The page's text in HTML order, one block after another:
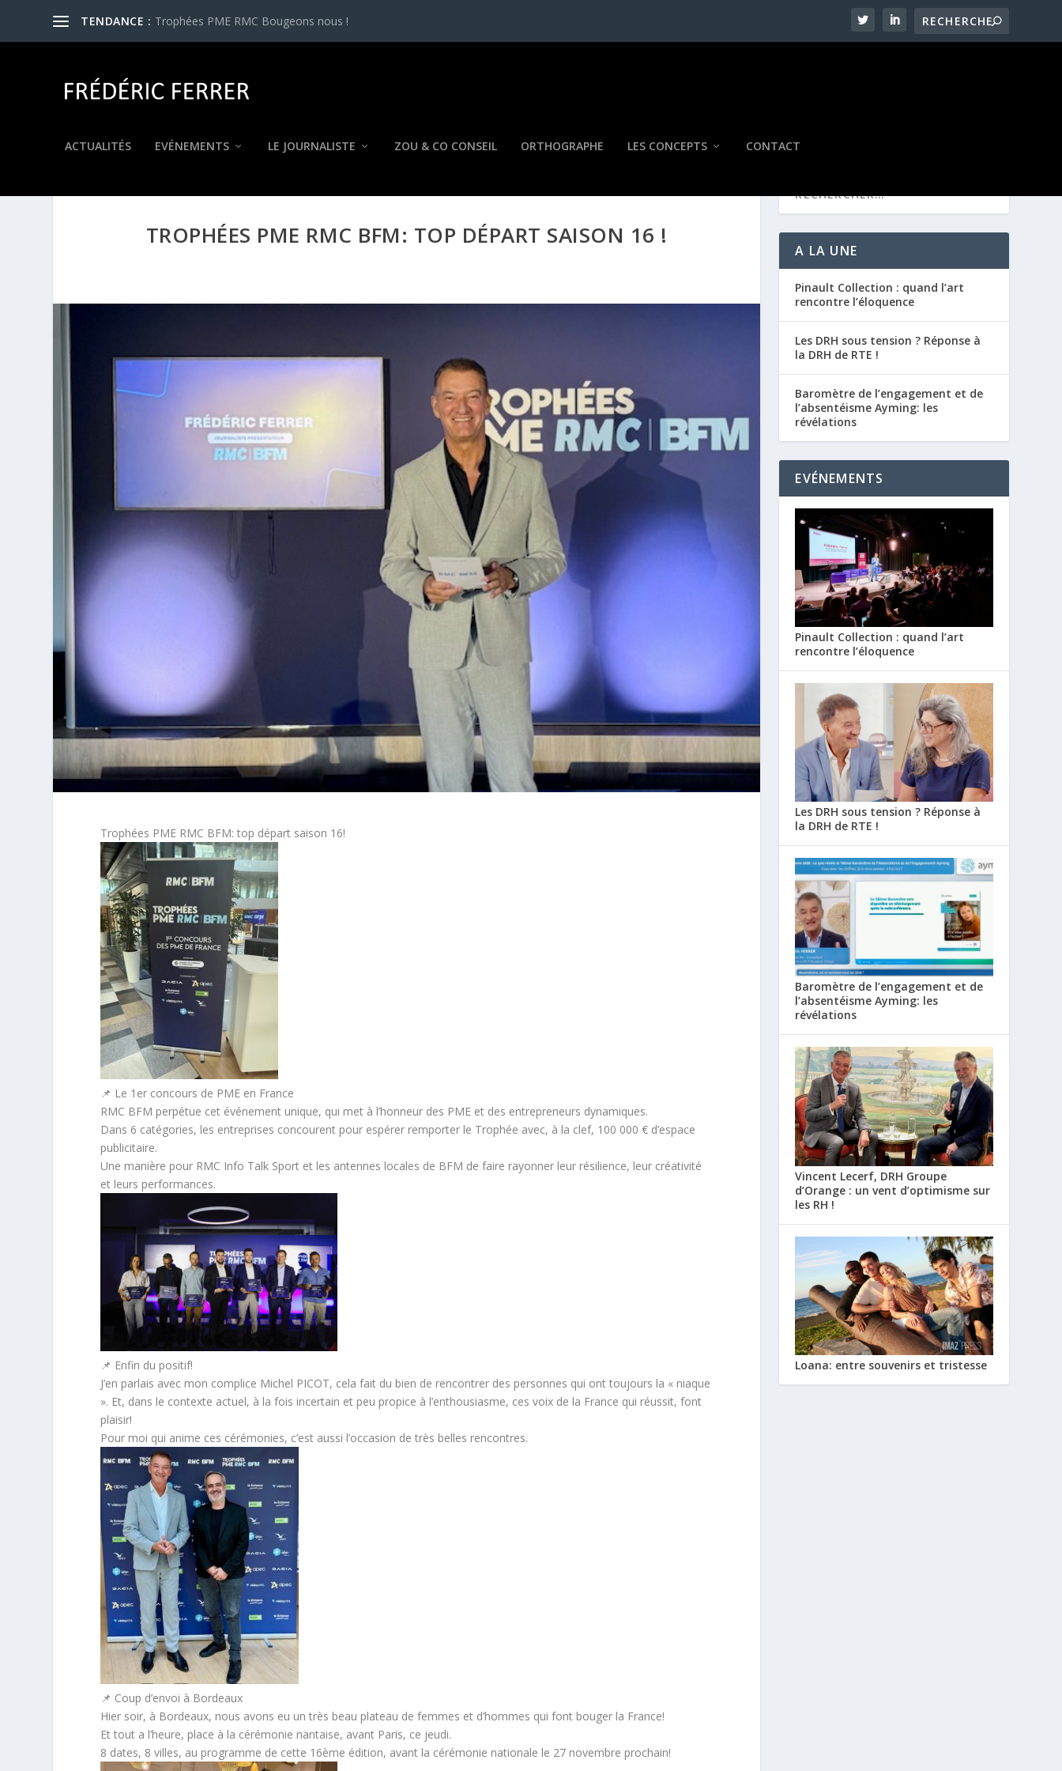
TENDANCE : Trophées PME RMC Bougeons nous !
ACTUALITÉS EVÉNEMENTS LE JOURNALISTE ZOU & CO CONSEIL ORTHOGRAPHE LES CONCEPTS CONTACT
TROPHÉES PME RMC BFM: TOP DÉPART SAISON 16 !
Trophées PME RMC BFM: top départ saison 16!
📌 Le 1er concours de PME en France
RMC BFM perpétue cet événement unique, qui met à l’honneur des PME et des entrepreneurs dynamiques.
Dans 6 catégories, les entreprises concourent pour espérer remporter le Trophée avec, à la clef, 100 000 € d’espace
publicitaire.
Une manière pour RMC Info Talk Sport et les antennes locales de BFM de faire rayonner leur résilience, leur créativité
et leurs performances.
📌 Enfin du positif!
J’en parlais avec mon complice Michel PICOT, cela fait du bien de rencontrer des personnes qui ont toujours la « niaque
». Et, dans le contexte actuel, à la fois incertain et peu propice à l’enthousiasme, ces voix de la France qui réussit, font
plaisir!
Pour moi qui anime ces cérémonies, c’est aussi l’occasion de très belles rencontres.
📌 Coup d’envoi à Bordeaux
Hier soir, à Bordeaux, nous avons eu un très beau plateau de femmes et d’hommes qui font bouger la France!
Et tout a l’heure, place à la cérémonie nantaise, avant Paris, ce jeudi.
8 dates, 8 villes, au programme de cette 16ème édition, avant la cérémonie nationale le 27 novembre prochain!
A LA UNE
Pinault Collection : quand l’art
rencontre l’éloquence
Les DRH sous tension ? Réponse à
la DRH de RTE !
Baromètre de l’engagement et de
l’absentéisme Ayming: les
révélations
EVÉNEMENTS
Pinault Collection : quand l’art
rencontre l’éloquence
Les DRH sous tension ? Réponse à
la DRH de RTE !
Baromètre de l’engagement et de
l’absentéisme Ayming: les
révélations
Vincent Lecerf, DRH Groupe
d’Orange : un vent d’optimisme sur
les RH !
Loana: entre souvenirs et tristesse